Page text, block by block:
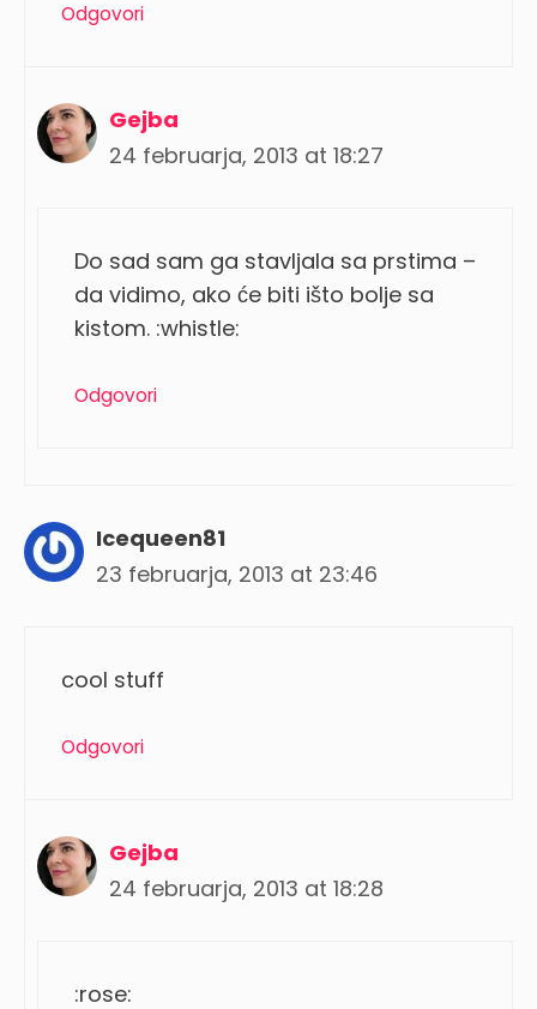
Odgovori
Gejba
24 februarja, 2013 at 18:27
Do sad sam ga stavljala sa prstima –
da vidimo, ako će biti išto bolje sa
kistom. :whistle:
Odgovori
Icequeen81
23 februarja, 2013 at 23:46
cool stuff
Odgovori
Gejba
24 februarja, 2013 at 18:28
:rose: